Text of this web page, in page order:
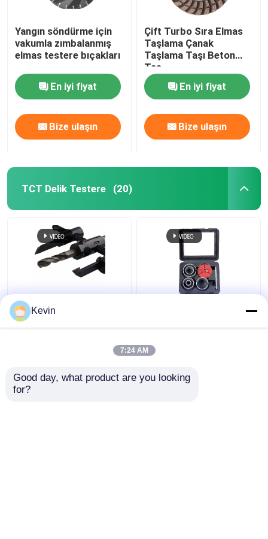
Yangın söndürme için
vakumla zımbalanmış
elmas testere bıçakları
En iyi fiyat
Bize ulaşın
Çift Turbo Sıra Elmas
Taşlama Çanak
Taşlama Taşı Beton
Taş
En iyi fiyat
Bize ulaşın
TCT Delik Testere (20)
30-120mm
Düzenlenebilir TCT
7pcs Tungsten Karbür
Kevin
7:24 AM
Good day, what product are you looking
for?